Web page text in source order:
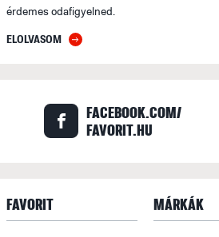
érdemes odafigyelned.
ELOLVASOM
FACEBOOK.COM/
FAVORIT.HU
FAVORIT MÁRKÁK